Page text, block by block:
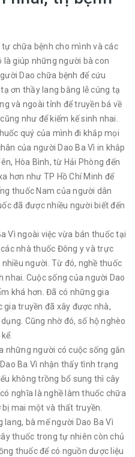
chữa bệnh cho mình và các
là giúp những người bà con
Dao chữa bệnh để cứu
ơn thầy lang bằng lễ cúng tạ
và ngoài tỉnh để truyền bá về
như để kiếm kế sinh nhai.
quý của mình đi khắp mọi
của người Dao Ba Vì in khắp
Hòa Bình, từ Hải Phòng đến
hơn như TP Hồ Chí Minh để
thuốc Nam của người dân
đã được nhiều người biết đến
Vì ngoài việc vừa bán thuốc tại
nhà thuốc Đông y và trực
người. Từ đó, nghề thuốc
Cuộc sống của người Dao
khá hơn. Đã có những gia
truyền đã xây được nhà,
Cũng nhờ đó, số hộ nghèo
những người có cuộc sống gắn
Ba Vì nhận thấy tình trạng
không trồng bổ sung thì cây
nghĩa là nghề làm thuốc chữa
bị mai một và thất truyền.
bà mế người Dao Ba Vì
thuốc trong tự nhiên còn chủ
thuốc để có nguồn dược liệu